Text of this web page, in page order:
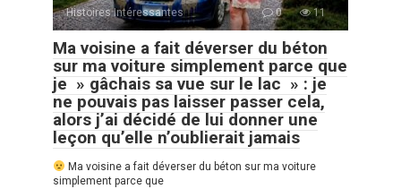
Histoires Intéressantes 0 11
Ma voisine a fait déverser du béton
sur ma voiture simplement parce que
je » gâchais sa vue sur le lac » : je
ne pouvais pas laisser passer cela,
alors j’ai décidé de lui donner une
leçon qu’elle n’oublierait jamais
Ma voisine a fait déverser du béton sur ma voiture
simplement parce que